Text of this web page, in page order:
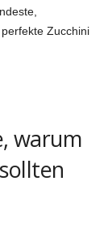
Zucchini
warum